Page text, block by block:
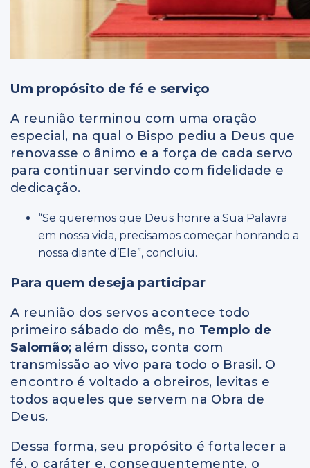
Um propósito de fé e serviço
A reunião terminou com uma oração
especial, na qual o Bispo pediu a Deus que
renovasse o ânimo e a força de cada servo
para continuar servindo com fidelidade e
dedicação.
“Se queremos que Deus honre a Sua Palavra
em nossa vida, precisamos começar honrando a
nossa diante d’Ele”, concluiu.
Para quem deseja participar
A reunião dos servos acontece todo
primeiro sábado do mês, no Templo de
Salomão; além disso, conta com
transmissão ao vivo para todo o Brasil. O
encontro é voltado a obreiros, levitas e
todos aqueles que servem na Obra de
Deus.
Dessa forma, seu propósito é fortalecer a
fé, o caráter e, consequentemente, o